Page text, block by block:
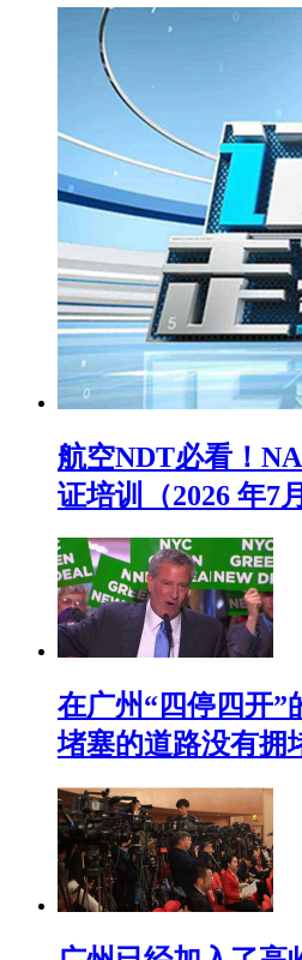
航空NDT必看！
证培训（2026 年7
在广州“四停四开”
堵塞的道路没有拥